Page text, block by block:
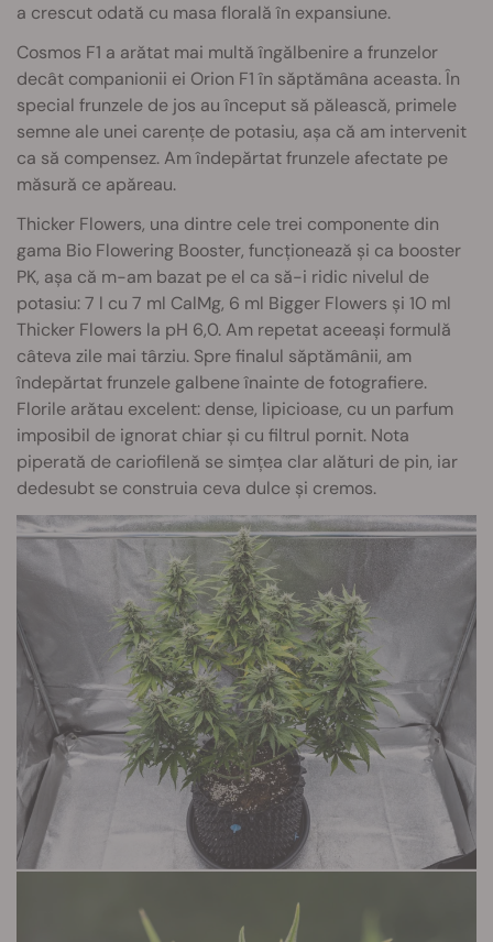
a crescut odată cu masa florală în expansiune.
Cosmos F1 a arătat mai multă îngălbenire a frunzelor
decât companionii ei Orion F1 în săptămâna aceasta. În
special frunzele de jos au început să pălească, primele
semne ale unei carențe de potasiu, așa că am intervenit
ca să compensez. Am îndepărtat frunzele afectate pe
măsură ce apăreau.
Thicker Flowers, una dintre cele trei componente din
gama Bio Flowering Booster, funcționează și ca booster
PK, așa că m-am bazat pe el ca să-i ridic nivelul de
potasiu: 7 l cu 7 ml CalMg, 6 ml Bigger Flowers și 10 ml
Thicker Flowers la pH 6,0. Am repetat aceeași formulă
câteva zile mai târziu. Spre finalul săptămânii, am
îndepărtat frunzele galbene înainte de fotografiere.
Florile arătau excelent: dense, lipicioase, cu un parfum
imposibil de ignorat chiar și cu filtrul pornit. Nota
piperată de cariofilenă se simțea clar alături de pin, iar
dedesubt se construia ceva dulce și cremos.